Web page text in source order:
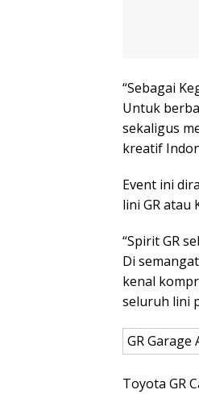
“Sebagai
Untuk
sekaligus
kreatif
Event ini
lini GR atau
“Spirit GR
Di
kenal
seluruh lini
GR Garage
Toyota GR